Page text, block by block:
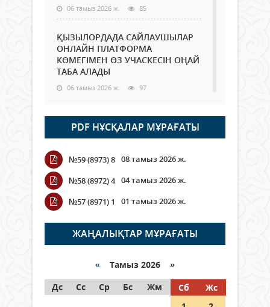
06 тамыз 2026 ж. 85
ҚЫЗЫЛОРДАДА САЙЛАУШЫЛАР
ОНЛАЙН ПЛАТФОРМА
КӨМЕГІМЕН ӨЗ УЧАСКЕСІН ОҢАЙ
ТАБА АЛАДЫ
06 тамыз 2026 ж. 97
Open Air: Қызылорда облысы
полиция департаменті 20
мыңнан астам көрерменнің
қауіпсіздігін қамтамасыз етті
06 тамыз 2026 ж.
Wi-Fi ҚАБЫРҒА АРҚЫЛЫ ҚАЛАЙ
ӨТЕДІ?
06 тамыз 2026 ж. 276
граждане Казахстана,
05 тамыз 2026 ж. 157
PDF НҰСҚАЛАР МҰРАҒАТЫ
№59 (8973) 8 08 тамыз 2026 ж.
№58 (8972) 4 04 тамыз 2026 ж.
№57 (8971) 1
01 тамыз 2026 ж.
ЖАҢАЛЫҚТАР МҰРАҒАТЫ
« Тамыз 2026 »
Дс
Сс Ср Бс Жм Сб
Жс